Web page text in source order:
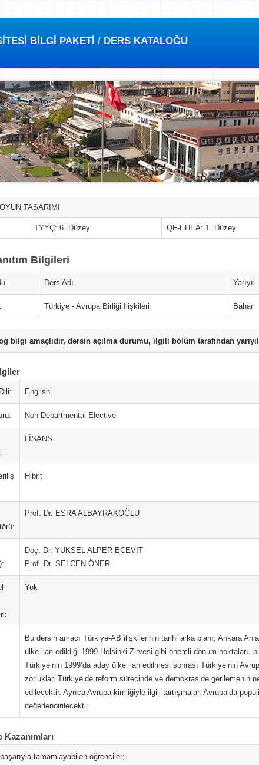
BİLGİ PAKETİ / DERS KATALOĞU
TASARIMI
TYYÇ: 6. Düzey QF-EHEA: 1. Düzey
Bilgileri
Ders Adı Yarıyıl
Türkiye - Avrupa Birliği İlişkileri Bahar
bilgi amaçlıdır, dersin açılma durumu, ilgili bölüm tarafından
English
Non-Departmental Elective
LİSANS
Hibrit
Prof. Dr. ESRA ALBAYRAKOĞLU
Doç. Dr. YÜKSEL ALPER ECEVİT
Prof. Dr. SELCEN ÖNER
Yok
Bu dersin amacı Türkiye-AB ilişkilerinin tarihi arka planı, Ankara
ülke ilan edildiği 1999 Helsinki Zirvesi gibi önemli dönüm noktaları,
Türkiye’nin 1999’da aday ülke ilan edilmesi sonrası Türkiye’nin
zorluklar, Türkiye’de reform sürecinde ve demokraside gerilemenin
edilecektir. Ayrıca Avrupa kimliğiyle ilgili tartışmalar, Avrupa’da
değerlendirilecektir.
Kazanımları
tamamlayabilen öğrenciler;